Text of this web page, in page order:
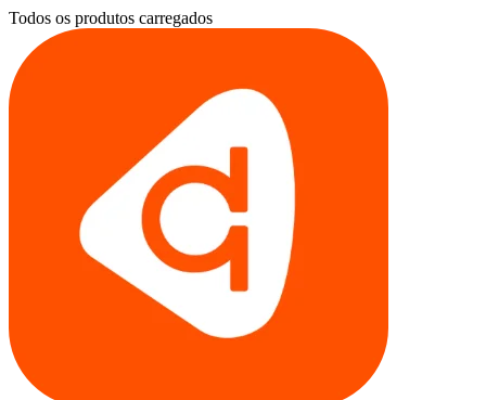
Todos os produtos carregados